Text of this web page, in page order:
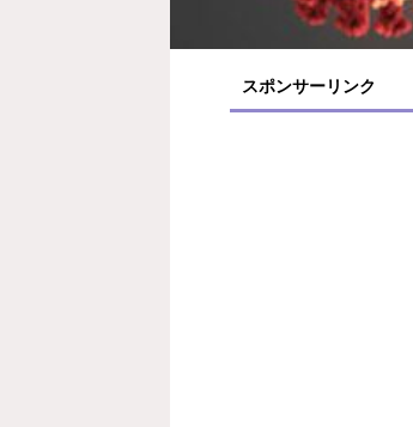
スポンサーリンク